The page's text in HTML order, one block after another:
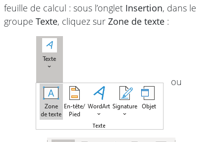
feuille de calcul : sous l’onglet Insertion, dans le
groupe Texte, cliquez sur Zone de texte :
ou